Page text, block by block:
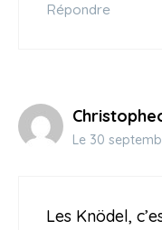
Répondre
Le 30
Les Knödel,